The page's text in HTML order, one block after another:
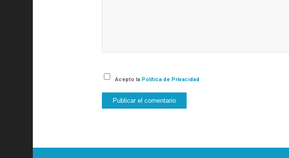
Acepto la Política de Privacidad